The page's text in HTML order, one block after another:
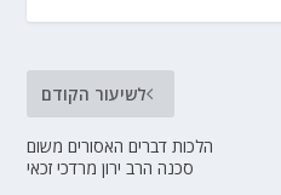
לשיעור הקודם
הלכות דברים האסורים משום
סכנה הרב ירון מרדכי זכאי